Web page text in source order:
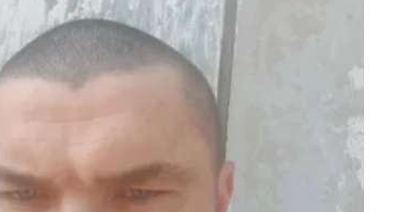
Kliknij, aby powiększyć